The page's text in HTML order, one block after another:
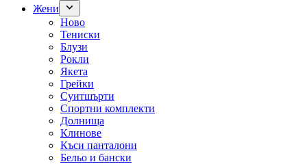
Жени
Ново
Тениски
Блузи
Рокли
Якета
Грейки
Суитшърти
Спортни комплекти
Долнища
Клинове
Къси панталони
Бельо и бански